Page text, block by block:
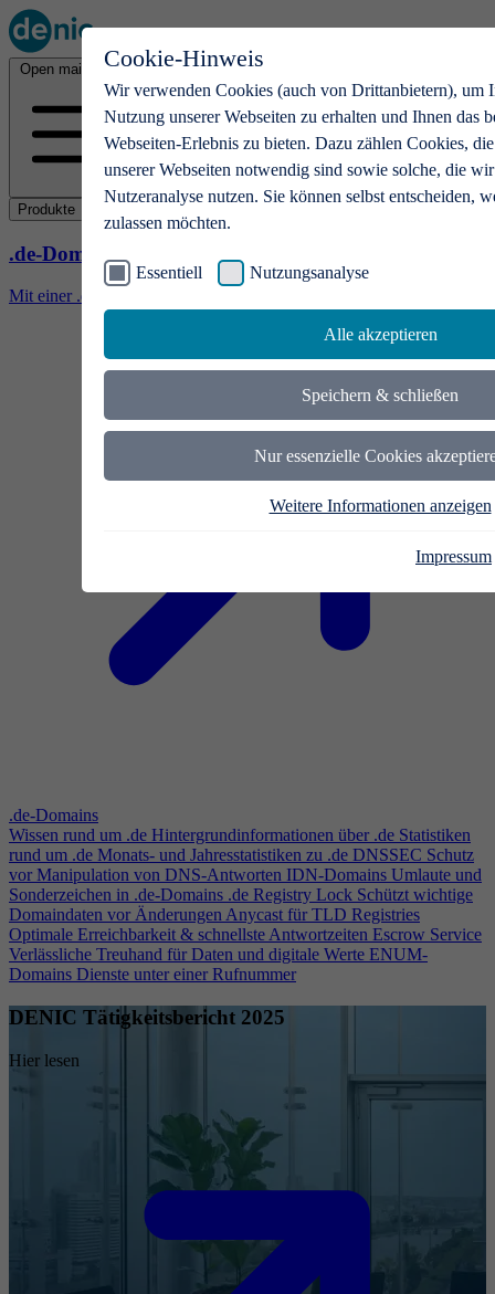
Cookie-Hinweis
Wir verwenden Cookies (auch von Drittanbietern), um
Nutzung unserer Webseiten zu erhalten und Ihnen das
Webseiten-Erlebnis zu bieten. Dazu zählen Cookies,
unserer Webseiten notwendig sind sowie solche, die
Nutzeranalyse nutzen. Sie können selbst entscheiden,
zulassen möchten.
Essentiell Nutzungsanalyse
Alle akzeptieren
Speichern & schließen
Nur essenzielle Cookies
Weitere Informationen anzeigen
Impressum
Open main menu
Produkte
.de-Domains
Mit einer .de-Domain erhalten Ideen eine Bühne
.de-Domains
Wissen rund um .de Hintergrundinformationen über .de Statistiken
rund um .de Monats- und Jahresstatistiken zu .de DNSSEC Schutz
vor Manipulation von DNS-Antworten IDN-Domains Umlaute und
Sonderzeichen in .de-Domains .de Registry Lock Schützt wichtige
Domaindaten vor ÄnderungenAnycast für TLD Registries
Optimale Erreichbarkeit & schnellste Antwortzeiten Escrow Service
Verlässliche Treuhand für Daten und digitale Werte ENUM-
Domains Dienste unter einer Rufnummer
DENIC Tätigkeitsbericht 2025
Hier lesen